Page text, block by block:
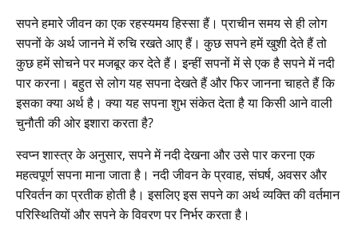
सपने हमारे जीवन का एक रहस्यमय हिस्सा हैं। प्राचीन समय से ही लोग
सपनों के अर्थ जानने में रुचि रखते आए हैं। कुछ सपने हमें खुशी देते हैं तो
कुछ हमें सोचने पर मजबूर कर देते हैं। इन्हीं सपनों में से एक है सपने में नदी
पार करना। बहुत से लोग यह सपना देखते हैं और फिर जानना चाहते हैं कि
इसका क्या अर्थ है। क्या यह सपना शुभ संकेत देता है या किसी आने वाली
चुनौती की ओर इशारा करता है?
स्वप्न शास्त्र के अनुसार, सपने में नदी देखना और उसे पार करना एक
महत्वपूर्ण सपना माना जाता है। नदी जीवन के प्रवाह, संघर्ष, अवसर और
परिवर्तन का प्रतीक होती है। इसलिए इस सपने का अर्थ व्यक्ति की वर्तमान
परिस्थितियों और सपने के विवरण पर निर्भर करता है।